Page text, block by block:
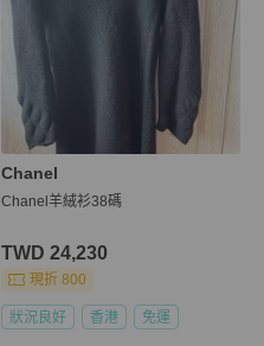
Chanel
Chanel羊絨衫38碼
TWD 24,230
現折 800
狀況良好 香港 免運